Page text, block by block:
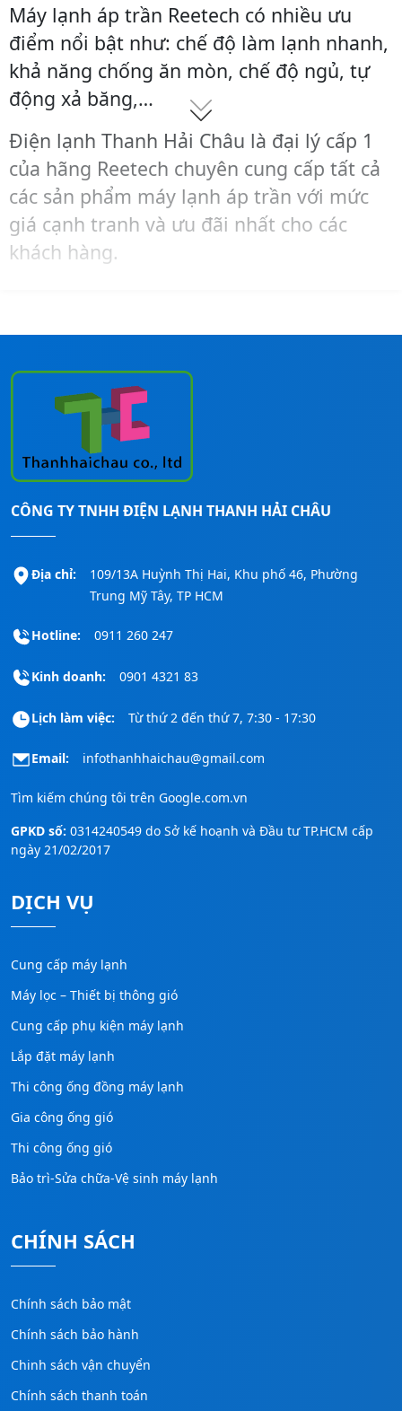
Máy lạnh áp trần Reetech có nhiều ưu
điểm nổi bật như: chế độ làm lạnh nhanh,
khả năng chống ăn mòn, chế độ ngủ, tự
động xả băng,…
Điện lạnh Thanh Hải Châu là đại lý cấp 1
của hãng Reetech chuyên cung cấp tất cả
các sản phẩm máy lạnh áp trần với mức
giá cạnh tranh và ưu đãi nhất cho các
khách hàng.
trình nhanh nhất!
CÔNG TY TNHH ĐIỆN LẠNH THANH HẢI CHÂU
Địa chỉ:
109/13A Huỳnh Thị Hai, Khu phố 46, Phường
Trung Mỹ Tây, TP HCM
Hotline: 0911 260 247
Kinh doanh: 0901 4321 83
Lịch làm việc: Từ thứ 2 đến thứ 7, 7:30 - 17:30
Email: infothanhhaichau@gmail.com
Tìm kiếm chúng tôi trên Google.com.vn
GPKD số: 0314240549 do Sở kế hoạnh và Đầu tư TP.HCM cấp
ngày 21/02/2017
DỊCH VỤ
Cung cấp máy lạnh
Máy lọc – Thiết bị thông gió
Cung cấp phụ kiện máy lạnh
Lắp đặt máy lạnh
Thi công ống đồng máy lạnh
Gia công ống gió
Thi công ống gió
Bảo trì-Sửa chữa-Vệ sinh máy lạnh
CHÍNH SÁCH
Chính sách bảo mật
Chính sách bảo hành
Chinh sách vận chuyển
Chính sách thanh toán